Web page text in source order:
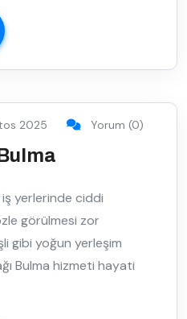
2025 Yorum (0)
iş yerlerinde ciddi
görülmesi zor
gibi yoğun yerleşim
Bulma hizmeti hayati